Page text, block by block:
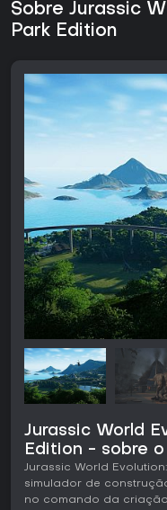
Sobre Jurassic
Park Edition
Jurassic World
Edition - sobre
Jurassic World
simulador de
no comando da